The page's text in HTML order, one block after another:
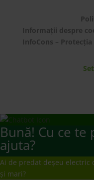
Informații despre
InfoCons –
Bună! Cu ce te
ajuta?
Ai de predat deșeu electric
și mari?